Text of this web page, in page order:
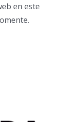
en este